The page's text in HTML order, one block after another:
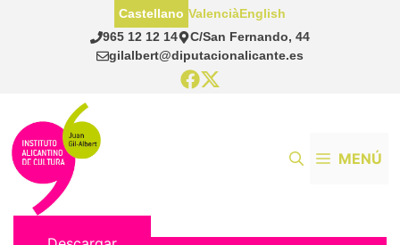
965 12 12 14
C/San Fernando, 44
gilalbert@diputacionalicante.es
Castellano ValenciàEnglish
MENÚ